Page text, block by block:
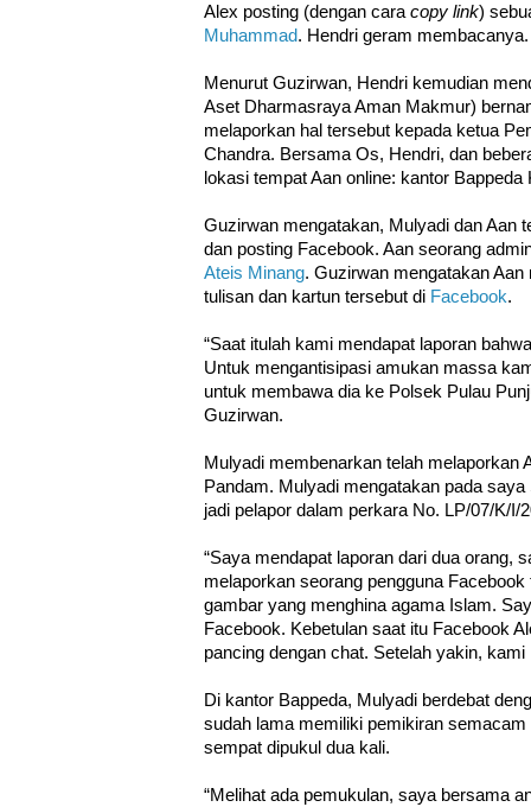
Alex posting (dengan cara copy link)
Muhammad. Hendri geram membacanya.
Menurut Guzirwan, Hendri kemudian
Aset Dharmasraya Aman Makmur)
melaporkan hal tersebut kepada ketua
Chandra. Bersama Os, Hendri, dan
lokasi tempat Aan online: kantor
Guzirwan mengatakan, Mulyadi dan Aan
dan posting Facebook. Aan seorang
Ateis Minang. Guzirwan mengatakan
tulisan dan kartun tersebut di Facebook.
“Saat itulah kami mendapat laporan
Untuk mengantisipasi amukan massa
untuk membawa dia ke Polsek Pulau
Guzirwan.
Mulyadi membenarkan telah melaporkan
Pandam. Mulyadi mengatakan pada
jadi pelapor dalam perkara No. LP/07/K/I/
“Saya mendapat laporan dari dua orang,
melaporkan seorang pengguna
gambar yang menghina agama Islam.
Facebook. Kebetulan saat itu Facebook
pancing dengan chat. Setelah yakin,
Di kantor Bappeda, Mulyadi berdebat
sudah lama memiliki pemikiran semacam
sempat dipukul dua kali.
“Melihat ada pemukulan, saya bersama